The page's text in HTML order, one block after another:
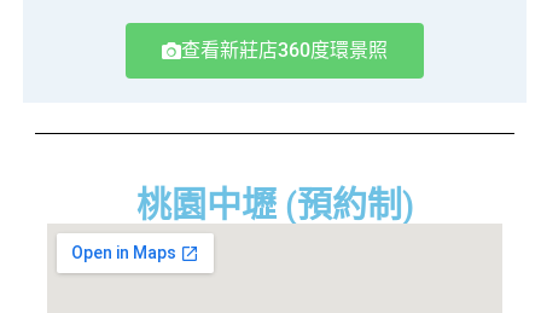
查看新莊店360度環景照
桃園中壢 (預約制)